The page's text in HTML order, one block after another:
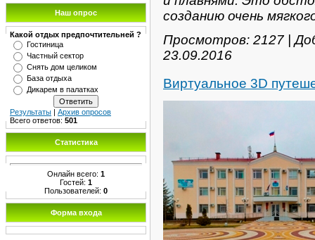
Наш опрос
Какой отдых предпочтительней ?
Гостиница
Частный сектор
Снять дом целиком
База отдыха
Дикарем в палатках
Результаты | Архив опросов
Всего ответов: 501
Статистика
Онлайн всего: 1
Гостей: 1
Пользователей: 0
Форма входа
созданию очень
Просмотров: 2127 |
23.09.2016
Виртуальное 3D